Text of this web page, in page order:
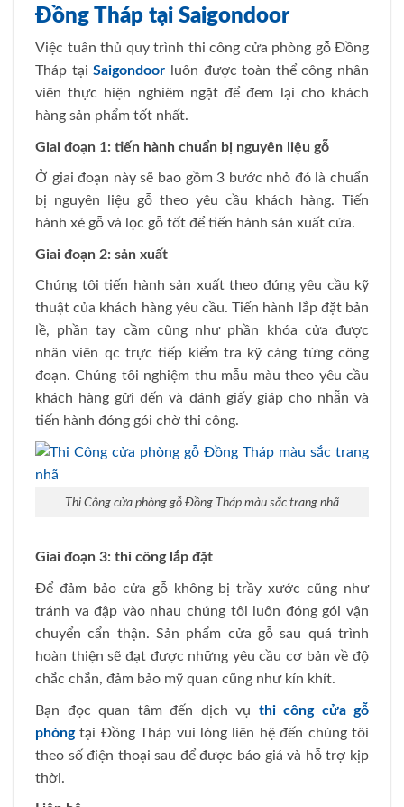
Đồng Tháp tại Saigondoor
Việc tuân thủ quy trình thi công cửa phòng gỗ Đồng
Tháp tạiSaigondoor
luôn được toàn thể công nhân
viên thực hiện nghiêm ngặt để đem lại cho khách
hàng sản phẩm tốt nhất.
Giai đoạn 1: tiến hành chuẩn bị nguyên liệu gỗ
Ở giai đoạn này sẽ bao gồm 3 bước nhỏ đó là chuẩn
bị nguyên liệu gỗ theo yêu cầu khách hàng. Tiến
hành xẻ gỗ và lọc gỗ tốt để tiến hành sản xuất cửa.
Giai đoạn 2: sản xuất
Chúng tôi tiến hành sản xuất theo đúng yêu cầu kỹ
thuật của khách hàng yêu cầu. Tiến hành lắp đặt bản
lề, phần tay cầm cũng như phần khóa cửa được
nhân viên qc trực tiếp kiểm tra kỹ càng từng công
đoạn. Chúng tôi nghiệm thu mẫu màu theo yêu cầu
khách hàng gửi đến và đánh giấy giáp cho nhẵn và
tiến hành đóng gói chờ thi công.
Thi Công cửa phòng gỗ Đồng Tháp màu sắc trang nhã
Giai đoạn 3: thi công lắp đặt
Để đảm bảo cửa gỗ không bị trầy xước cũng như
tránh va đập vào nhau chúng tôi luôn đóng gói vận
chuyển cẩn thận. Sản phẩm cửa gỗ sau quá trình
hoàn thiện sẽ đạt được những yêu cầu cơ bản về độ
chắc chắn, đảm bảo mỹ quan cũng như kín khít.
Bạn đọc quan tâm đến dịch vụ thi công cửa gỗ
phòngtại Đồng Tháp vui lòng liên hệ đến chúng tôi
theo số điện thoại sau để được báo giá và hỗ trợ kịp
thời.